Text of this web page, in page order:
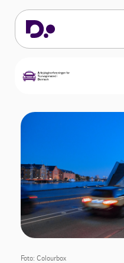
Nyheder
Vedtægter
Årshjul
Bestyrelse
Foto: Colourbox